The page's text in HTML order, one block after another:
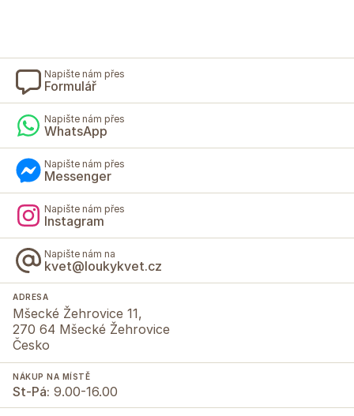
Napište nám přes
Formulář
Napište nám přes
WhatsApp
Napište nám přes
Messenger
Napište nám přes
Instagram
Napište nám na
kvet@loukykvet.cz
ADRESA
Mšecké Žehrovice 11,
270 64 Mšecké Žehrovice
Česko
NÁKUP NA MÍSTĚ
St-Pá: 9.00-16.00